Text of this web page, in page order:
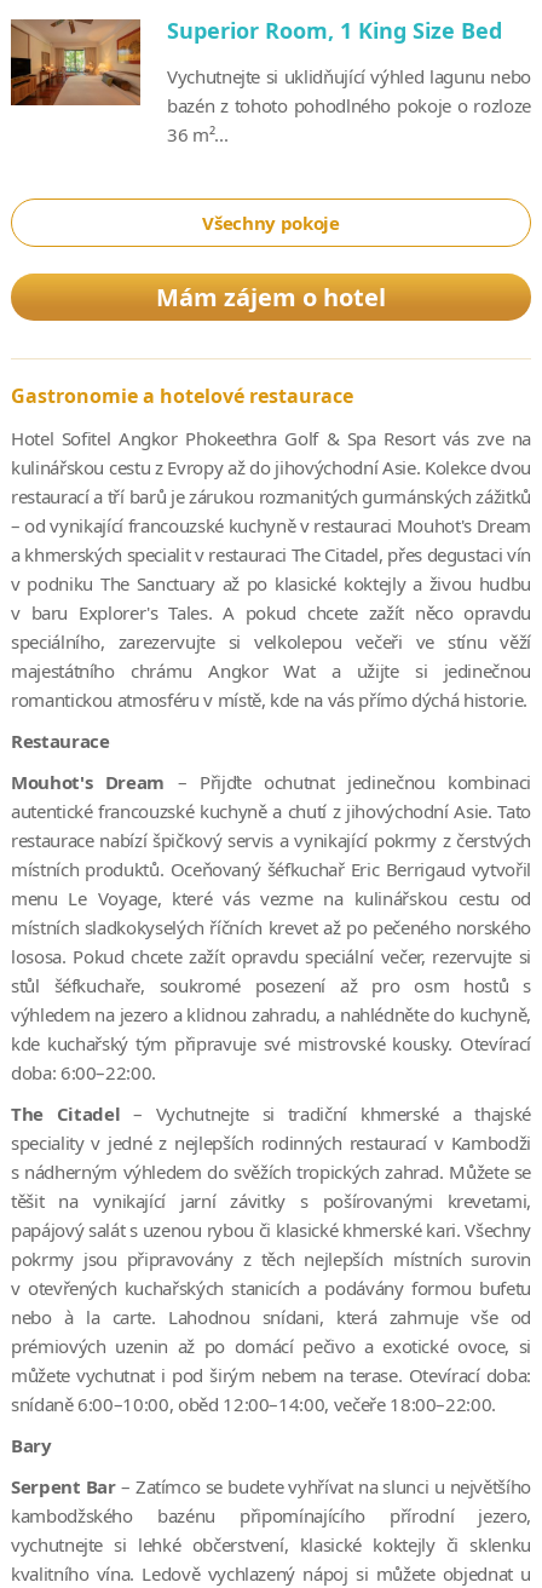
Superior Room, 1 King Size Bed
Vychutnejte si uklidňující výhled lagunu nebo
bazén z tohoto pohodlného pokoje o rozloze
36 m²...
Všechny pokoje
Mám zájem o hotel
Gastronomie a hotelové restaurace
Hotel Sofitel Angkor Phokeethra Golf & Spa Resort vás zve na
kulinářskou cestu z Evropy až do jihovýchodní Asie. Kolekce dvou
restaurací a tří barů je zárukou rozmanitých gurmánských zážitků
– od vynikající francouzské kuchyně v restauraci Mouhot's Dream
a khmerských specialit v restauraci The Citadel, přes degustaci vín
v podniku The Sanctuary až po klasické koktejly a živou hudbu
v baru Explorer's Tales. A pokud chcete zažít něco opravdu
speciálního, zarezervujte si velkolepou večeři ve stínu věží
majestátního chrámu Angkor Wat a užijte si jedinečnou
romantickou atmosféru v místě, kde na vás přímo dýchá historie.
Restaurace
Mouhot's Dream – Přijďte ochutnat jedinečnou kombinaci
autentické francouzské kuchyně a chutí z jihovýchodní Asie. Tato
restaurace nabízí špičkový servis a vynikající pokrmy z čerstvých
místních produktů. Oceňovaný šéfkuchař Eric Berrigaud vytvořil
menu Le Voyage, které vás vezme na kulinářskou cestu od
místních sladkokyselých říčních krevet až po pečeného norského
lososa. Pokud chcete zažít opravdu speciální večer, rezervujte si
stůl šéfkuchaře, soukromé posezení až pro osm hostů s
výhledem na jezero a klidnou zahradu, a nahlédněte do kuchyně,
kde kuchařský tým připravuje své mistrovské kousky. Otevírací
doba: 6:00–22:00.
The Citadel– Vychutnejte si tradiční khmerské a thajské
speciality v jedné z nejlepších rodinných restaurací v Kambodži
s nádherným výhledem do svěžích tropických zahrad. Můžete se
těšit na vynikající jarní závitky s pošírovanými krevetami,
papájový salát s uzenou rybou či klasické khmerské kari. Všechny
pokrmy jsou připravovány z těch nejlepších místních surovin
v otevřených kuchařských stanicích a podávány formou bufetu
nebo à la carte. Lahodnou snídani, která zahrnuje vše od
prémiových uzenin až po domácí pečivo a exotické ovoce, si
můžete vychutnat i pod širým nebem na terase. Otevírací doba:
snídaně 6:00–10:00, oběd 12:00–14:00, večeře 18:00–22:00.
Bary
Serpent Bar – Zatímco se budete vyhřívat na slunci u největšího
kambodžského bazénu připomínajícího přírodní jezero,
vychutnejte si lehké občerstvení, klasické koktejly či sklenku
kvalitního vína. Ledově vychlazený nápoj si můžete objednat u